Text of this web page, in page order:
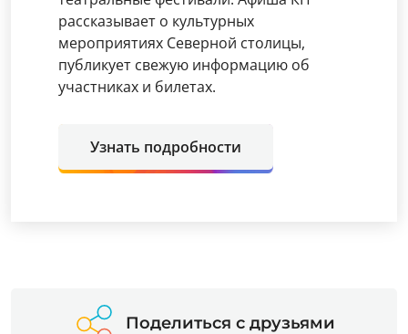
рассказывает о культурных
мероприятиях Северной столицы,
публикует свежую информацию об
участниках и билетах.
Узнать подробности
Поделиться с друзьями